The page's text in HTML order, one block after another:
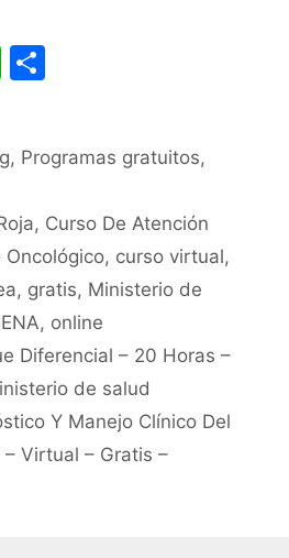
W
s
p
p
p
tir
, Programas gratuitos,
, Curso De Atención
Oncológico, curso virtual,
, gratis, Ministerio de
, online
Diferencial – 20 Horas –
de salud
Y Manejo Clínico Del
Virtual – Gratis –